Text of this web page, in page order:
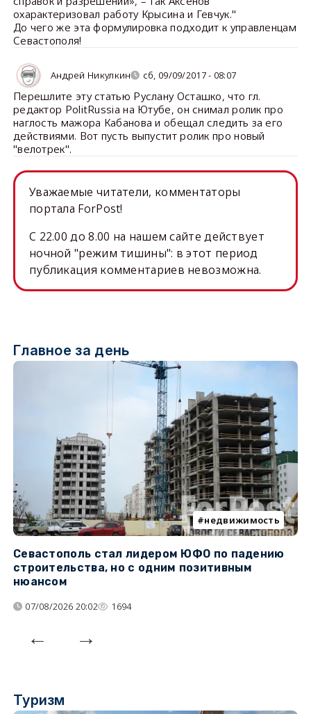
охарактеризовал работу Крысина и Гевчук."
До чего же эта формулировка подходит к управленцам
Севастополя!
Андрей Никулкин сб, 09/09/2017 - 08:07
Перешлите эту статью Руслану Осташко, что гл.
редактор PolitRussia на Ютубе, он снимал ролик про
наглость мажора Кабанова и обещал следить за его
действиями. Вот пусть выпустит ролик про новый
"велотрек".
Уважаемые читатели, комментаторы
портала ForPost!
C 22.00 до 8.00 на нашем сайте действует
ночной "режим тишины": в этот период
публикация комментариев невозможна.
Главное за день
недвижимость
Севастополь стал лидером ЮФО по падению
строительства, но с одним позитивным
нюансом
07/08/2026 20:02 1694
Туризм